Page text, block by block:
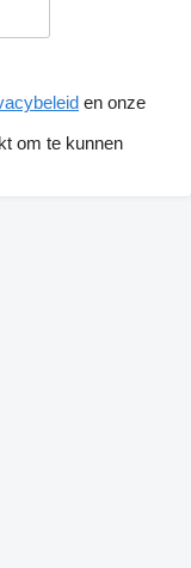
en onze
om te kunnen